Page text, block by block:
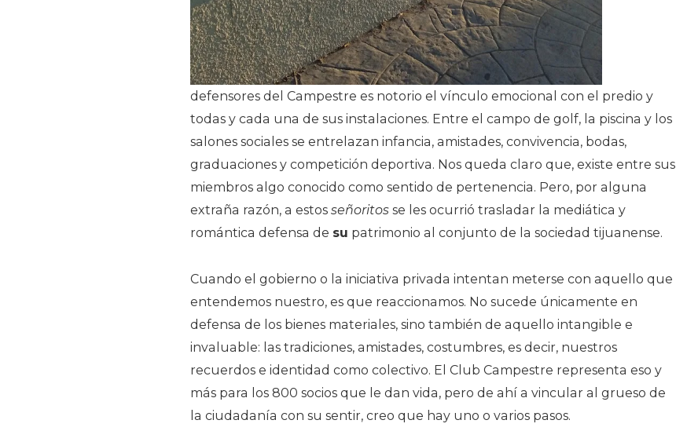
defensores del Campestre es notorio el vínculo emocional con el predio y
todas y cada una de sus instalaciones. Entre el campo de golf, la piscina y los
salones sociales se entrelazan infancia, amistades, convivencia, bodas,
graduaciones y competición deportiva. Nos queda claro que, existe entre sus
miembros algo conocido como sentido de pertenencia. Pero, por alguna
extraña razón, a estos señoritos se les ocurrió trasladar la mediática y
romántica defensa de su patrimonio al conjunto de la sociedad tijuanense.
Cuando el gobierno o la iniciativa privada intentan meterse con aquello que
entendemos nuestro, es que reaccionamos. No sucede únicamente en
defensa de los bienes materiales, sino también de aquello intangible e
invaluable: las tradiciones, amistades, costumbres, es decir, nuestros
recuerdos e identidad como colectivo. El Club Campestre representa eso y
más para los 800 socios que le dan vida, pero de ahí a vincular al grueso de
la ciudadanía con su sentir, creo que hay uno o varios pasos.